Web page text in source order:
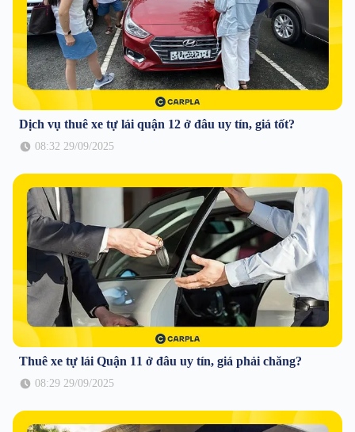
Dịch vụ thuê xe tự lái quận 12 ở đâu uy tín, giá tốt?
08:32 29/09/2025
Thuê xe tự lái Quận 11 ở đâu uy tín, giá phải chăng?
08:29 29/09/2025